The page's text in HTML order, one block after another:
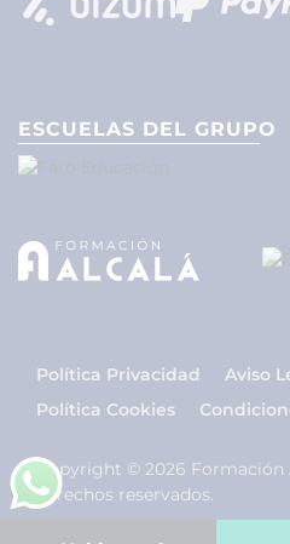
ESCUELAS DEL GRUPO
Política Privacidad
Aviso
Política Cookies
Copyright © 2026 Formación
derechos reservados.